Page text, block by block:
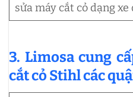
sửa máy cắt cỏ dạng xe
3. Limosa cung
cắt cỏ Stihl các